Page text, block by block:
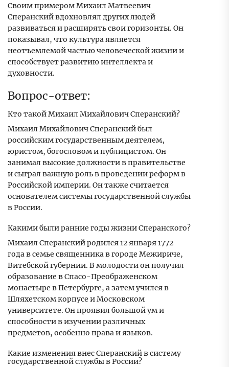
Своим примером Михаил Матвеевич
Сперанский вдохновлял других людей
развиваться и расширять свои горизонты. Он
показывал, что культура является
неотъемлемой частью человеческой жизни и
способствует развитию интеллекта и
духовности.
Вопрос-ответ:
Кто такой Михаил Михайлович Сперанский?
Михаил Михайлович Сперанский был
российским государственным деятелем,
юристом, богословом и публицистом. Он
занимал высокие должности в правительстве
и сыграл важную роль в проведении реформ в
Российской империи. Он также считается
основателем системы государственной службы
в России.
Какими были ранние годы жизни Сперанского?
Михаил Сперанский родился 12 января 1772
года в семье священника в городе Межириче,
Витебской губернии. В молодости он получил
образование в Спасо-Преображенском
монастыре в Петербурге, а затем учился в
Шляхетском корпусе и Московском
университете. Он проявил большой ум и
способности в изучении различных
предметов, особенно права и языков.
Какие изменения внес Сперанский в систему
государственной службы в России?